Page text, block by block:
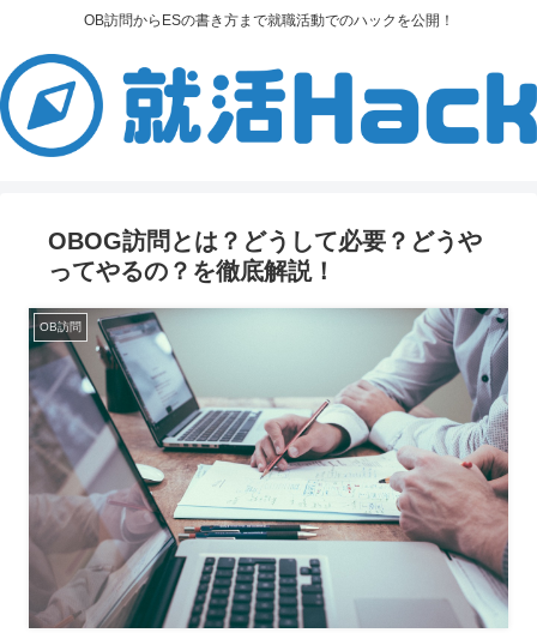
OB訪問からESの書き方まで就職活動でのハックを公開！
OBOG訪問とは？どうして必要？どうや
ってやるの？を徹底解説！
OB訪問